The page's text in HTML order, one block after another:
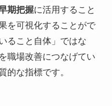
期把握に活用すること
を可視化することがで
ること自体」ではな
職場改善につなげてい
的な指標です。